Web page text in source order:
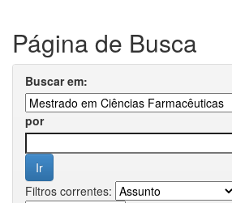
Página de Busca
Buscar em:
por
Filtros correntes: